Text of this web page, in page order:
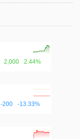
2,000 2.44%
-200 -13.33%